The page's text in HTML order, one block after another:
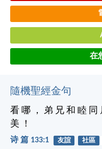
在
隨機聖經金句
看 哪 ， 弟 兄 和 睦 同
美 ！
诗 篇 133:1 友誼 社區